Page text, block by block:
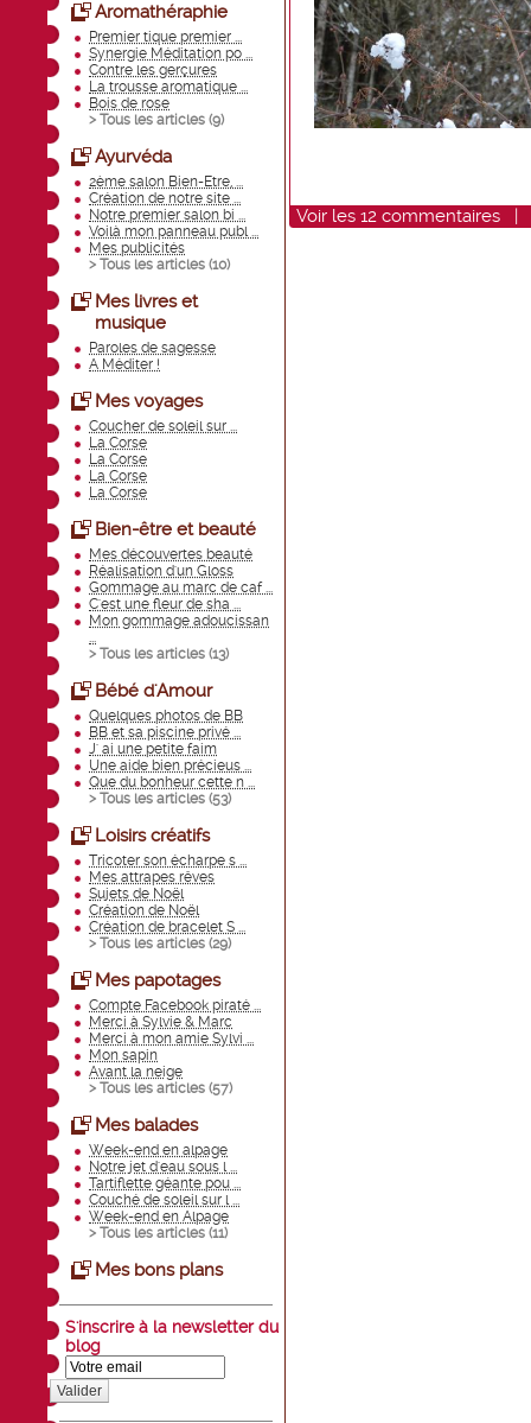
Aromathéraphie
Premier tique premier ...
Synergie Méditation po ...
Contre les gerçures
La trousse aromatique ...
Bois de rose
> Tous les articles (9)
Ayurvéda
2ème salon Bien-Etre, ...
Création de notre site ...
Notre premier salon bi ...
Voilà mon panneau publ ...
Mes publicités
> Tous les articles (10)
Mes livres et
musique
Paroles de sagesse
A Méditer !
Mes voyages
Coucher de soleil sur ...
La Corse
La Corse
La Corse
La Corse
Bien-être et beauté
Mes découvertes beauté
Réalisation d'un Gloss
Gommage au marc de caf ...
C'est une fleur de sha ...
Mon gommage adoucissan
...
> Tous les articles (13)
Bébé d'Amour
Quelques photos de BB
BB et sa piscine privé ...
J' ai une petite faim
Une aide bien précieus ...
Que du bonheur cette n ...
> Tous les articles (53)
Loisirs créatifs
Tricoter son écharpe s ...
Mes attrapes rêves
Sujets de Noël
Création de Noël
Création de bracelet S ...
> Tous les articles (29)
Mes papotages
Compte Facebook piraté ...
Merci à Sylvie & Marc
Merci à mon amie Sylvi ...
Mon sapin
Avant la neige
> Tous les articles (57)
Mes balades
Week-end en alpage
Notre jet d'eau sous l ...
Tartiflette géante pou ...
Couché de soleil sur l ...
Week-end en Alpage
> Tous les articles (11)
Mes bons plans
S'inscrire à la newsletter du
blog
Valider
Voir les 12 commentaires |